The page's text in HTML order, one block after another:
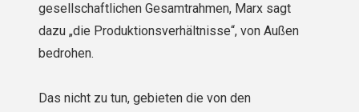
gesellschaftlichen Gesamtrahmen, Marx sagt
dazu „die Produktionsverhältnisse“, von Außen
bedrohen.
Das nicht zu tun, gebieten die von den